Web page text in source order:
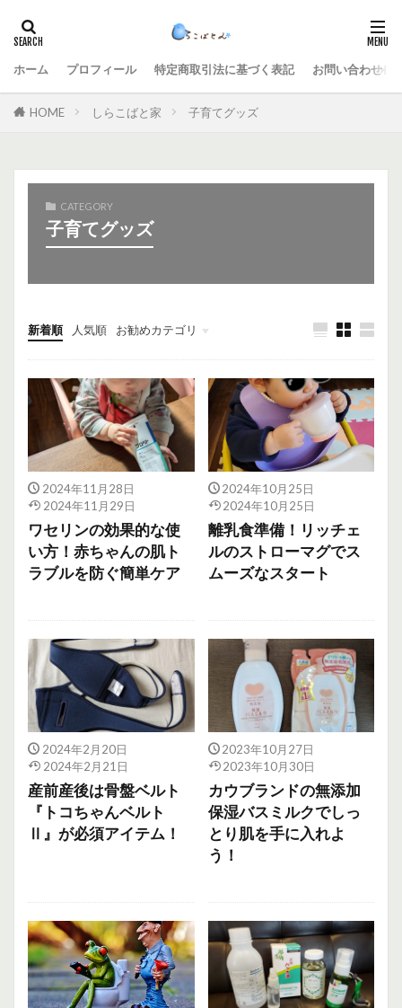
ホーム プロフィール 特定商取引法に基づく表記 お問い合わせ
HOME しらこばと家 子育てグッズ
CATEGORY
子育てグッズ
新着順 人気順 お勧めカテゴリ
未分類
2024年11月28日
2024年11月29日
ワセリンの効果的な使
い方！赤ちゃんの肌ト
ラブルを防ぐ簡単ケア
2024年10月25日
2024年10月25日
離乳食準備！リッチェ
ルのストローマグでス
ムーズなスタート
2024年2月20日
2024年2月21日
産前産後は骨盤ベルト
『トコちゃんベルト
Ⅱ』が必須アイテム！
2023年10月27日
2023年10月30日
カウブランドの無添加
保湿バスミルクでしっ
とり肌を手に入れよ
う！